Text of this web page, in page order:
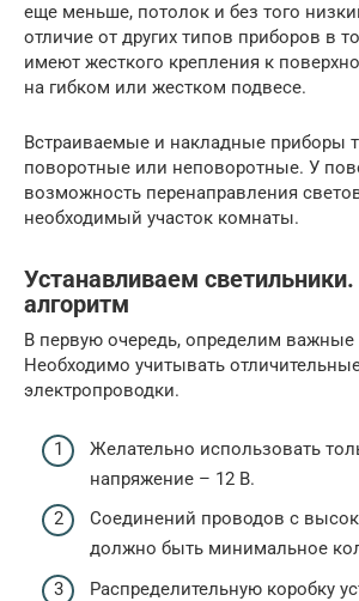
еще меньше, потолок и без того
отличие от других типов приборов в
имеют жесткого крепления к
на гибком или жестком подвесе.
Встраиваемые и накладные приборы
поворотные или неповоротные. У
возможность перенаправления
необходимый участок комнаты.
Устанавливаем
алгоритм
В первую очередь, определим
Необходимо учитывать
электропроводки.
Желательно использовать
напряжение – 12 В.
Соединений проводов с
должно быть минимальное
Распределительную коробку